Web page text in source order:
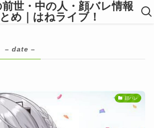
世・中の人・顔バレ情報
め｜はねライブ！
– date –
顔バレ